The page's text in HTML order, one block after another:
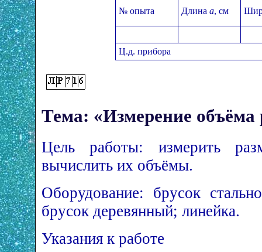
№ опыта Длина a, см
Ц.д. прибора
Тема: «Измерение объёма
Цель работы: измерить
вычислить их объёмы.
Оборудование: брусок
брусок деревянный; линейка.
Указания к работе